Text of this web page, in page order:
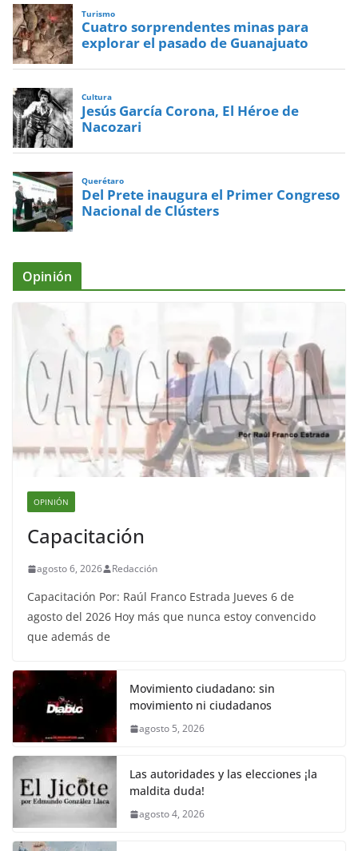
Turismo
Cuatro sorprendentes minas para
explorar el pasado de Guanajuato
Cultura
Jesús García Corona, El Héroe de
Nacozari
Querétaro
Del Prete inaugura el Primer Congreso
Nacional de Clústers
Opinión
OPINIÓN
Capacitación
agosto 6, 2026 Redacción
Capacitación Por: Raúl Franco Estrada Jueves 6 de
agosto del 2026 Hoy más que nunca estoy convencido
que además de
Movimiento ciudadano: sin
movimiento ni ciudadanos
agosto 5, 2026
Las autoridades y las elecciones ¡la
maldita duda!
agosto 4, 2026